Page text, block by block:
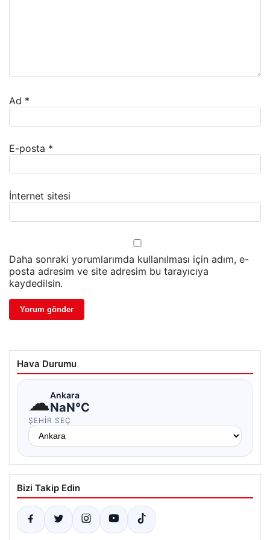
Ad *
E-posta *
İnternet sitesi
Daha sonraki yorumlarımda kullanılması için adım, e-
posta adresim ve site adresim bu tarayıcıya
kaydedilsin.
Hava Durumu
☁Ankara
NaN°C
ŞEHIR SEÇ
Bizi Takip Edin